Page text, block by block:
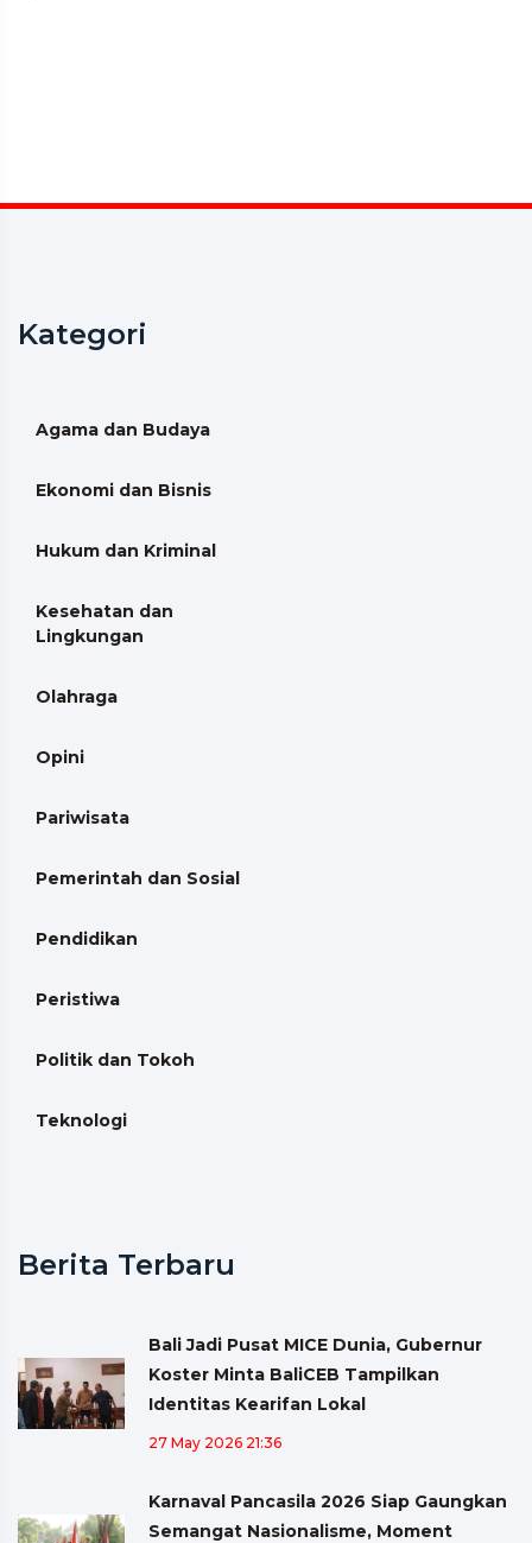
Kategori
Agama dan Budaya
Ekonomi dan Bisnis
Hukum dan Kriminal
Kesehatan dan
Lingkungan
Olahraga
Opini
Pariwisata
Pemerintah dan Sosial
Pendidikan
Peristiwa
Politik dan Tokoh
Teknologi
Berita Terbaru
Bali Jadi Pusat MICE Dunia, Gubernur
Koster Minta BaliCEB Tampilkan
Identitas Kearifan Lokal
27 May 2026 21:36
Karnaval Pancasila 2026 Siap Gaungkan
Semangat Nasionalisme, Moment